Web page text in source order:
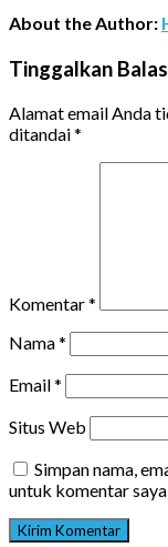
About the Author:
Tinggalkan
Alamat email Anda
ditandai*
Komentar*
Nama*
Email*
Situs Web
Simpan nama,
untuk komentar